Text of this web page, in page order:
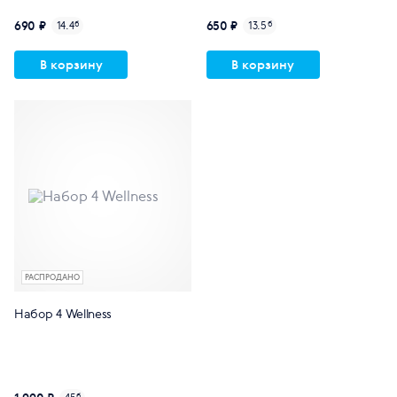
690 ₽ 14.4б
В корзину
650 ₽ 13.5б
В корзину
РАСПРОДАНО
Набор 4 Wellness